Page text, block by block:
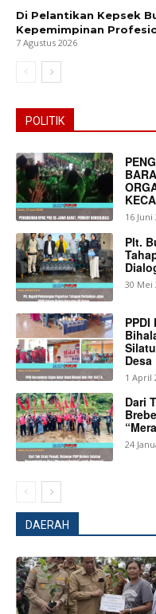
Di Pelantikan Kepsek
Kepemimpinan
7 Agustus 2026
POLITIK
16 Juni
Plt.
30 Mei
Desa
1 April
Dari
24
DAERAH